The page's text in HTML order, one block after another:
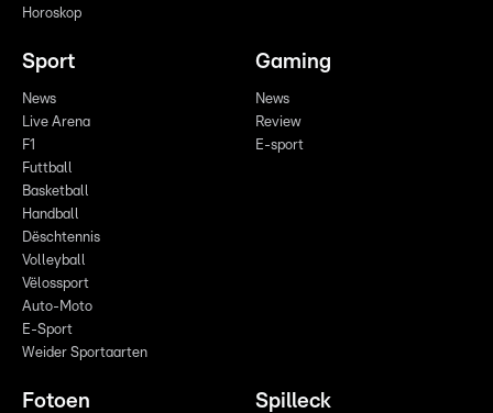
Horoskop
Sport
News
Live Arena
F1
Futtball
Basketball
Handball
Dëschtennis
Volleyball
Vëlossport
Auto-Moto
E-Sport
Weider Sportaarten
Gaming
News
Review
E-sport
Fotoen Spilleck